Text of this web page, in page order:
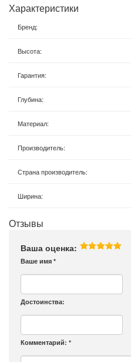
Характеристики
Бренд:
Высота:
Гарантия:
Глубина:
Материал:
Производитель:
Страна производитель:
Ширина:
Отзывы
Ваша оценка:
Ваше имя *
Достоинства:
Комментарий: *